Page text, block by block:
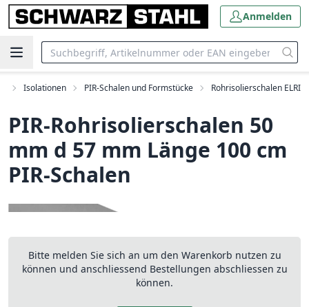
Anmelden
Isolationen PIR-Schalen und Formstücke Rohrisolierschalen ELRI
PIR-Rohrisolierschalen 50
mm d 57 mm Länge 100 cm
PIR-Schalen
Bitte melden Sie sich an um den Warenkorb nutzen zu
können und anschliessend Bestellungen abschliessen zu
können.